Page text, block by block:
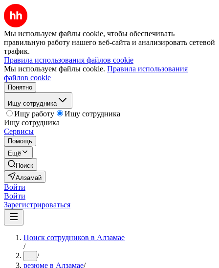
Мы используем файлы cookie, чтобы обеспечивать
правильную работу нашего веб-сайта и анализировать сетевой
трафик.
Правила использования файлов cookie
Мы используем файлы cookie. Правила использования
файлов cookie
Понятно
Ищу сотрудника
Ищу работу
Ищу сотрудника
Ищу сотрудника
Сервисы
Помощь
Ещё
Поиск
Алзамай
Войти
Войти
Зарегистрироваться
Поиск сотрудников в Алзамае
/
... /
резюме в Алзамае/